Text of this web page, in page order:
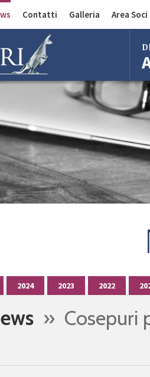
Contatti Galleria
Divisione Bus
Area Soci
2024 2023 2022
» Cosepuri